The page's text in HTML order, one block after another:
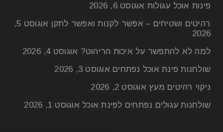
פינות אוכל עגולות אוגוסט 6, 2026
רהיטים ושטיחים – אפשר לקנות ואפשר לתקן
אוגוסט 5,
2026
למה לא להתפשר על איכות הריהוט? אוגוסט 4, 2026
שולחנות פינת אוכל נפתחים אוגוסט 3, 2026
ניקוי רהיטים מעץ אוגוסט 2, 2026
שולחנות עגולים נפתחים לפינת אוכל אוגוסט 1, 2026